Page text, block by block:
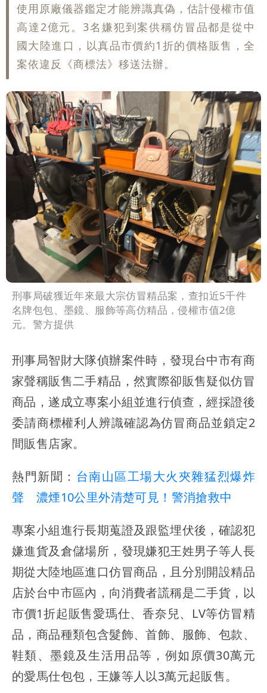
使用原廠儀器鑑定才能辨識真偽，估計侵權市值
高達2億元。3名嫌犯到案供稱仿冒品都是從中
國大陸進口，以真品市價約1折的價格販售，全
案依違反《商標法》移送法辦。
刑事局破獲近年來最大宗仿冒精品案，查扣近5千件
名牌包包、墨鏡、服飾等高仿精品，侵權市值2億
元。警方提供
刑事局智財大隊偵辦案件時，發現台中市有商
家聲稱販售二手精品，然實際卻販售疑似仿冒
商品，遂成立專案小組並進行偵查，經採證後
委請商標權利人辨識確認為仿冒商品並鎖定2
間販售店家。
熱門新聞： 台南山區工場大火夾雜猛烈爆炸
聲 濃煙10公里外清楚可見！警消搶救中
專案小組進行長期蒐證及跟監埋伏後，確認犯
嫌進貨及倉儲場所，發現嫌犯王姓男子等人長
期從大陸地區進口仿冒商品，且分別開設精品
店於台中市區內，向消費者謊稱是二手貨，以
市價1折起販售愛瑪仕、香奈兒、LV等仿冒精
品，商品種類包含髮飾、首飾、服飾、包款、
鞋類、墨鏡及生活用品等，例如原價30萬元
的愛馬仕包包，王嫌等人以3萬元起販售。